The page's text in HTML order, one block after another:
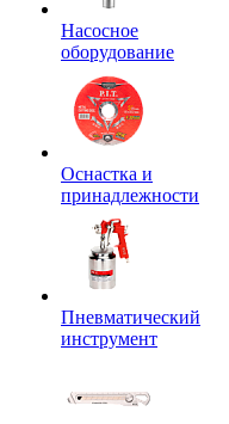
Насосное
оборудование
Оснастка и
принадлежности
Пневматический
инструмент